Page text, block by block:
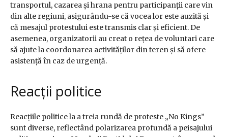
transportul, cazarea și hrana pentru participanții care vin
din alte regiuni, asigurându-se că vocea lor este auzită și
că mesajul protestului este transmis clar și eficient. De
asemenea, organizatorii au creat o rețea de voluntari care
să ajute la coordonarea activităților din teren și să ofere
asistență în caz de urgență.
Reacții politice
Reacțiile politice la a treia rundă de proteste „No Kings”
sunt diverse, reflectând polarizarea profundă a peisajului